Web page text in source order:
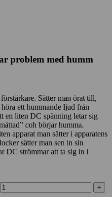
problem med humm
Sätter man örat till,
ett hummande ljud från
en liten DC spänning letar sig
coh börjar humma.
apparat man sätter i apparatens
sätter man sen in sin
DC strömmar att ta sig in i